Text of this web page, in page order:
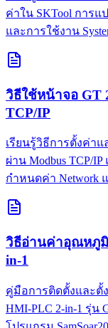
ค่าใน SKTool การแ
และการใช้งาน
วิธีใช้หน้าจอ GT
TCP/IP
เรียนรู้วิธีการตั้งค่า
ผ่าน Modbus TCP/
กำหนดค่า Network แ
วิธีอ่านค่าอุณหภูมิ
in-1
คู่มือการติดตั้งและตั้
HMI-PLC 2-in-1 รุ่น